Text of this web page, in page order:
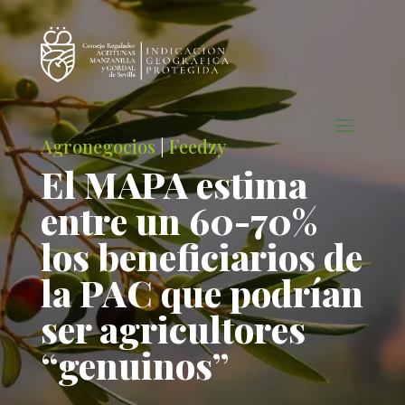
Agronegocios|Feedzy
El MAPA estima
entre un 60-70%
los beneficiarios de
la PAC que podrían
ser agricultores
“genuinos”